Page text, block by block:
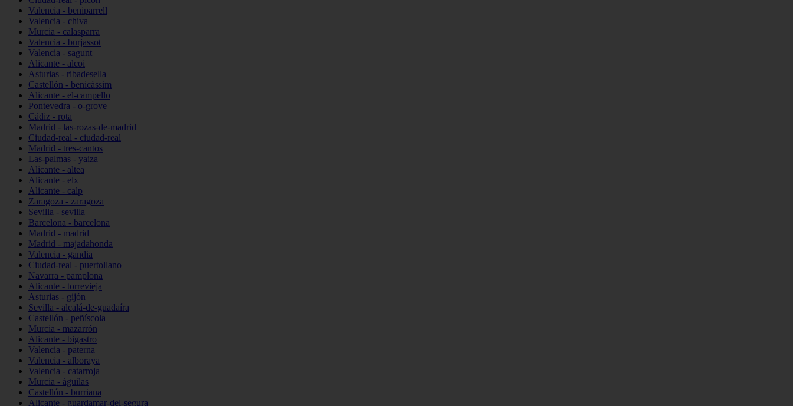
Valencia - beniparrell
Valencia - chiva
Murcia - calasparra
Valencia - burjassot
Valencia - sagunt
Alicante - alcoi
Asturias - ribadesella
Castellón - benicàssim
Alicante - el-campello
Pontevedra - o-grove
Cádiz - rota
Madrid - las-rozas-de-madrid
Ciudad-real - ciudad-real
Madrid - tres-cantos
Las-palmas - yaiza
Alicante - altea
Alicante - elx
Alicante - calp
Zaragoza - zaragoza
Sevilla - sevilla
Barcelona - barcelona
Madrid - madrid
Madrid - majadahonda
Valencia - gandia
Ciudad-real - puertollano
Navarra - pamplona
Alicante - torrevieja
Asturias - gijón
Sevilla - alcalá-de-guadaíra
Castellón - peñíscola
Murcia - mazarrón
Alicante - bigastro
Valencia - paterna
Valencia - alboraya
Valencia - catarroja
Murcia - águilas
Castellón - burriana
Alicante - guardamar-del-segura